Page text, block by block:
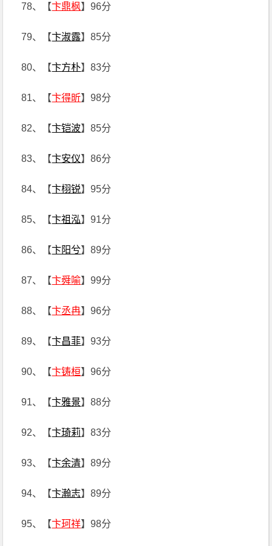
78、【卞鼎枫】96分
79、【卞淑露】85分
80、【卞方朴】83分
81、【卞得昕】98分
82、【卞铠波】85分
83、【卞安仪】86分
84、【卞栩锐】95分
85、【卞祖泓】91分
86、【卞阳兮】89分
87、【卞舜喻】99分
88、【卞丞冉】96分
89、【卞昌菲】93分
90、【卞铸桓】96分
91、【卞雅景】88分
92、【卞琦莉】83分
93、【卞余清】89分
94、【卞瀚志】89分
95、【卞珂祥】98分